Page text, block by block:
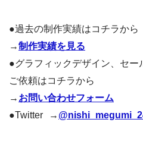
●過去の制作実績はコチラから
→制作実績を見る
●グラフィックデザイン、セ
ご依頼はコチラから
→ お問い合わせフォーム
●Twitter →